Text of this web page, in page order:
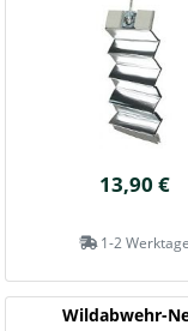
13,90 €
1-2 Werktage
Wildabwehr-